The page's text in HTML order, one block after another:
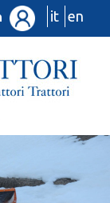
it en